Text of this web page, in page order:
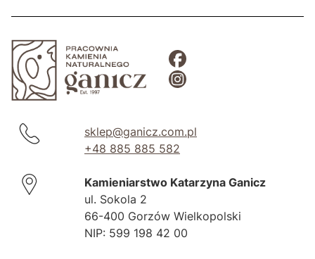
sklep@ganicz.com.pl
+48 885 885 582
Kamieniarstwo Katarzyna Ganicz
ul. Sokola 2
66-400 Gorzów Wielkopolski
NIP: 599 198 42 00